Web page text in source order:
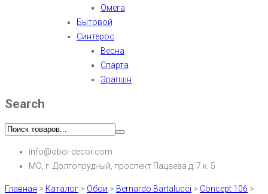
Омега
Бытовой
Синтерос
Весна
Спарта
Эрапшн
Search
info@oboi-decor.com
МО, г. Долгопрудный, проспект Пацаева д. 7 к. 5
Главная > Каталог > Обои > Bernardo Bartalucci > Concept 106 >